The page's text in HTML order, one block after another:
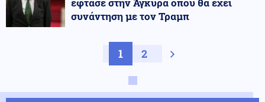
συνάντηση με τον Τραμπ
1 2 Next page